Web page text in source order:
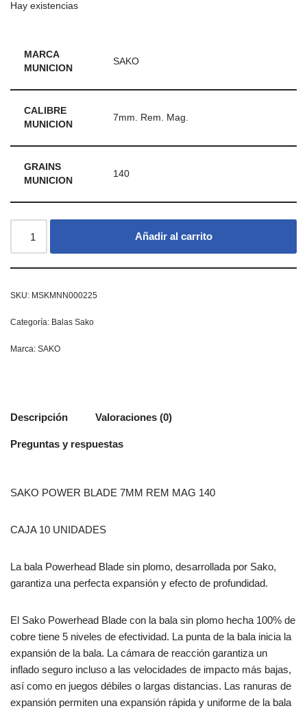
Hay existencias
MARCA
MUNICION
SAKO
CALIBRE
MUNICION
7mm. Rem. Mag.
GRAINS
MUNICION
140
Añadir al carrito
SKU: MSKMNN000225
Categoría: Balas Sako
Marca: SAKO
Descripción Valoraciones (0)
Preguntas y respuestas
SAKO POWER BLADE 7MM REM MAG 140
CAJA 10 UNIDADES
La bala Powerhead Blade sin plomo, desarrollada por Sako,
garantiza una perfecta expansión y efecto de profundidad.
El Sako Powerhead Blade con la bala sin plomo hecha 100% de
cobre tiene 5 niveles de efectividad. La punta de la bala inicia la
expansión de la bala. La cámara de reacción garantiza un
inflado seguro incluso a las velocidades de impacto más bajas,
así como en juegos débiles o largas distancias. Las ranuras de
expansión permiten una expansión rápida y uniforme de la bala